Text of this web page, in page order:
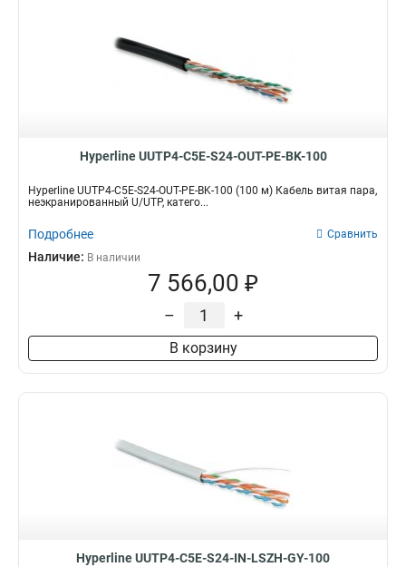
Hyperline UUTP4-C5E-S24-OUT-PE-BK-100
Hyperline UUTP4-C5E-S24-OUT-PE-BK-100 (100 м) Кабель витая пара,
неэкранированный U/UTP, катего...
Подробнее Сравнить
Наличие: В наличии
7 566,00 ₽
– +
В корзину
Hyperline UUTP4-C5E-S24-IN-LSZH-GY-100